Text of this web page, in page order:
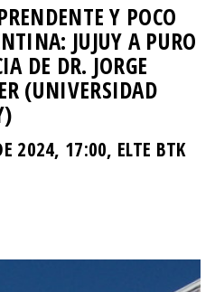
Y POCO
JUJUY A PURO
DE DR. JORGE
(UNIVERSIDAD
2024, 17:00, ELTE BTK